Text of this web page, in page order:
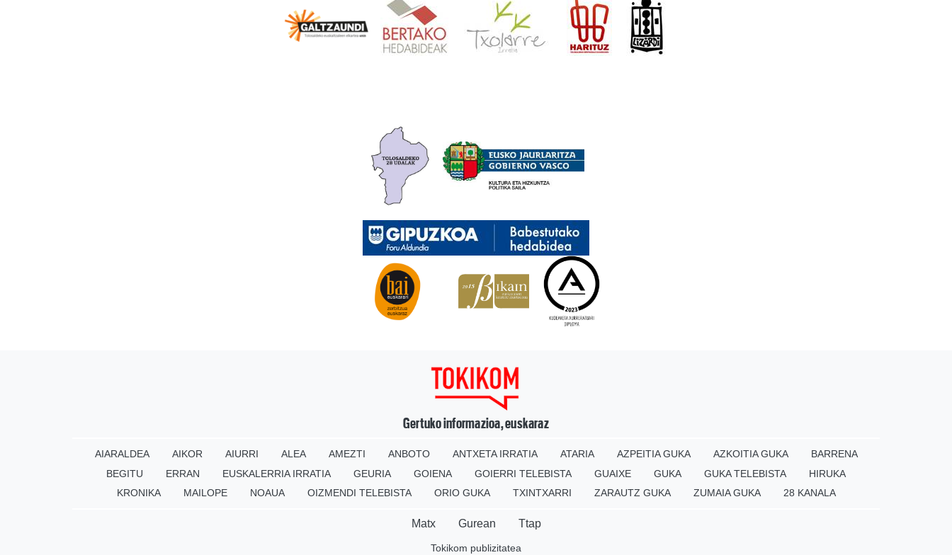
Gertuko informazioa, euskaraz
AIARALDEA AIKOR AIURRI ALEA AMEZTI ANBOTO ANTXETA IRRATIA ATARIA AZPEITIA GUKA AZKOITIA GUKA
BARRENA
BEGITU
ERRAN EUSKALERRIA IRRATIA GEURIA GOIENA GOIERRI TELEBISTA GUAIXE GUKA GUKA TELEBISTA
HIRUKA
KRONIKA
MAILOPE NOAUA OIZMENDI TELEBISTA ORIO GUKA TXINTXARRI ZARAUTZ GUKA ZUMAIA GUKA 28 KANALA
Matx Gurean Ttap
Tokikom publizitatea